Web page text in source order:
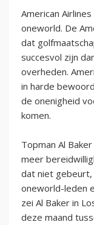
American
oneworld. De
dat
succesvol zijn
overheden.
in harde
de onenigheid
komen.
Topman Al
meer
dat niet gebeurt,
oneworld-leden
zei Al Baker in
deze maand